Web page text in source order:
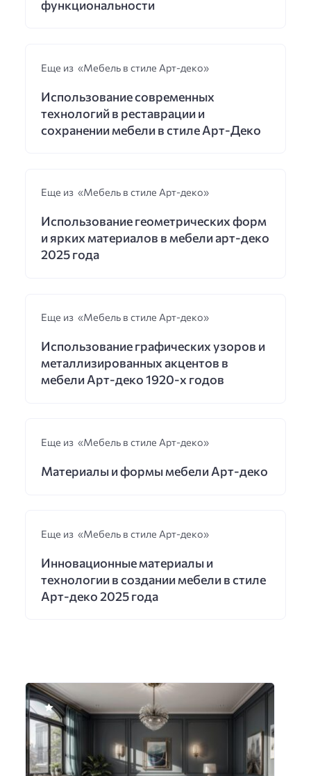
функциональности
Еще из «Мебель в стиле Арт-деко»
Использование современных
технологий в реставрации и
сохранении мебели в стиле Арт-Деко
Еще из «Мебель в стиле Арт-деко»
Использование геометрических форм
и ярких материалов в мебели арт-деко
2025 года
Еще из «Мебель в стиле Арт-деко»
Использование графических узоров и
металлизированных акцентов в
мебели Арт-деко 1920-х годов
Еще из «Мебель в стиле Арт-деко»
Материалы и формы мебели Арт-деко
Еще из «Мебель в стиле Арт-деко»
Инновационные материалы и
технологии в создании мебели в стиле
Арт-деко 2025 года